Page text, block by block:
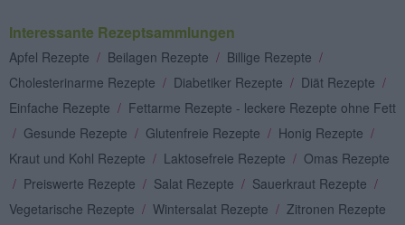
Interessante Rezeptsammlungen
Apfel Rezepte / Beilagen Rezepte / Billige Rezepte /
Cholesterinarme Rezepte / Diabetiker Rezepte / Diät Rezepte /
Einfache Rezepte / Fettarme Rezepte - leckere Rezepte ohne Fett
/ Gesunde Rezepte / Glutenfreie Rezepte / Honig Rezepte /
Kraut und Kohl Rezepte / Laktosefreie Rezepte / Omas Rezepte
/ Preiswerte Rezepte / Salat Rezepte / Sauerkraut Rezepte /
Vegetarische Rezepte / Wintersalat Rezepte / Zitronen Rezepte